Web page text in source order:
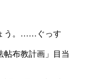
う。……ぐっす
布教計画」目当